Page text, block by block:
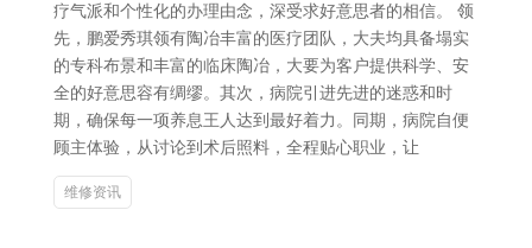
疗气派和个性化的办理由念，深受求好意思者的相信。 领
先，鹏爱秀琪领有陶冶丰富的医疗团队，大夫均具备塌实
的专科布景和丰富的临床陶冶，大要为客户提供科学、安
全的好意思容有绸缪。其次，病院引进先进的迷惑和时
期，确保每一项养息王人达到最好着力。同期，病院自便
顾主体验，从讨论到术后照料，全程贴心职业，让
维修资讯